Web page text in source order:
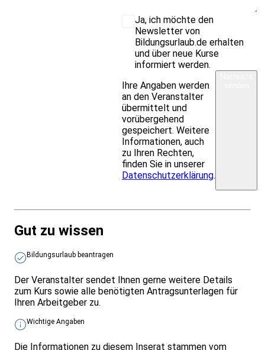
Ja, ich möchte den
Newsletter von
Bildungsurlaub.de erhalten
und über neue Kurse
informiert werden.
Ihre Angaben werden
an den Veranstalter
übermittelt und
vorübergehend
gespeichert. Weitere
Informationen, auch
zu Ihren Rechten,
finden Sie in unserer
Datenschutzerklärung.
Gut zu wissen
Bildungsurlaub beantragen
Der Veranstalter sendet Ihnen gerne weitere Details
zum Kurs sowie alle benötigten Antragsunterlagen für
Ihren Arbeitgeber zu.
Wichtige Angaben
Die Informationen zu diesem Inserat stammen vom